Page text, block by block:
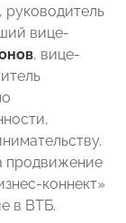
, руководитель
вице-
, вице-
продвижение
коннект»
в ВТБ.